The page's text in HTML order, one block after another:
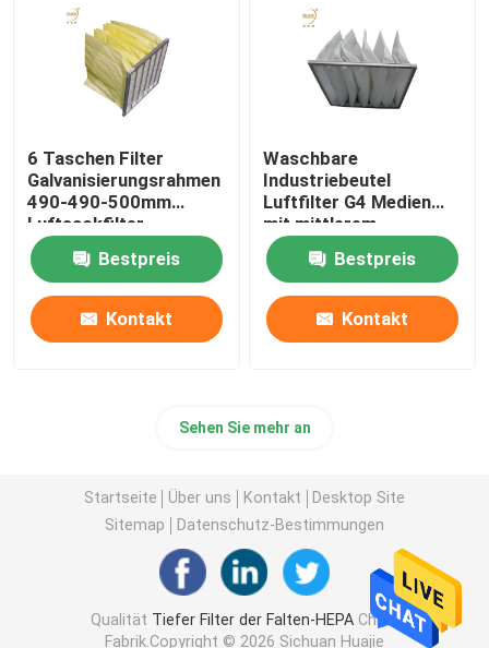
6 Taschen Filter
Galvanisierungsrahmen
490-490-500mm
Luftsackfilter
Bestpreis
Kontakt
Waschbare
Industriebeutel
Luftfilter G4 Medien
mit mittlerem
Wirkungsgrad
Taschenluftkonditioner
Filterbeutel für HVAC-
System
Bestpreis
Kontakt
Sehen Sie mehr an
Startseite Über uns Kontakt
Desktop Site
Sitemap
Datenschutz-Bestimmungen
Qualität Tiefer Filter der Falten-HEPA China
Fabrik.Copyright © 2026 Sichuan Huajie